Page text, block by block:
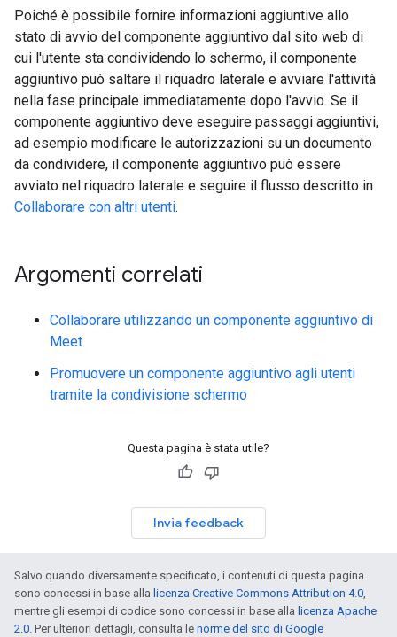
Poiché è possibile fornire informazioni aggiuntive allo
stato di avvio del componente aggiuntivo dal sito web di
cui l'utente sta condividendo lo schermo, il componente
aggiuntivo può saltare il riquadro laterale e avviare l'attività
nella fase principale immediatamente dopo l'avvio. Se il
componente aggiuntivo deve eseguire passaggi aggiuntivi,
ad esempio modificare le autorizzazioni su un documento
da condividere, il componente aggiuntivo può essere
avviato nel riquadro laterale e seguire il flusso descritto in
Collaborare con altri utenti.
Argomenti correlati
Collaborare utilizzando un componente aggiuntivo di
Meet
Promuovere un componente aggiuntivo agli utenti
tramite la condivisione schermo
Questa pagina è stata utile?
Invia feedback
Salvo quando diversamente specificato, i contenuti di questa pagina
sono concessi in base alla licenza Creative Commons Attribution 4.0,
mentre gli esempi di codice sono concessi in base alla licenza Apache
2.0. Per ulteriori dettagli, consulta le norme del sito di Google